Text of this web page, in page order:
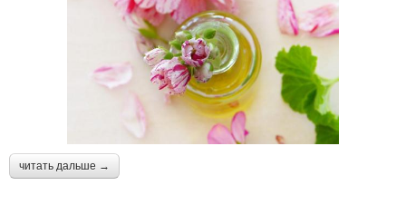
читать дальше →